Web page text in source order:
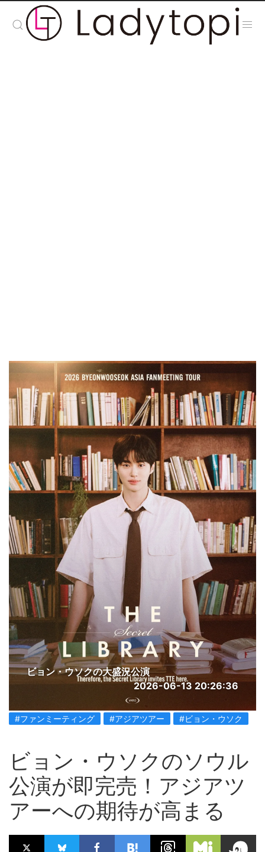
ビョン・ウソクの大盛況公演
2026-06-13 20:26:36
#ファンミーティング #アジアツアー #ビョン・ウソク
ビョン・ウソクのソウル
公演が即完売！アジアツ
アーへの期待が高まる